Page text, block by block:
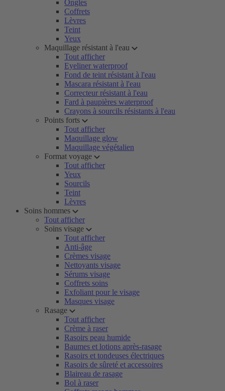
Ongles
Coffrets
Lèvres
Teint
Yeux
Maquillage résistant à l'eau
Tout afficher
Eyeliner waterproof
Fond de teint résistant à l'eau
Mascara résistant à l'eau
Correcteur résistant à l'eau
Fard à paupières waterproof
Crayons à sourcils résistants à l'eau
Points forts
Tout afficher
Maquillage glow
Maquillage végétalien
Format voyage
Tout afficher
Yeux
Sourcils
Teint
Lèvres
Soins hommes
Tout afficher
Soins visage
Tout afficher
Anti-âge
Crèmes visage
Nettoyants visage
Sérums visage
Coffrets soins
Exfoliant pour le visage
Masques visage
Rasage
Tout afficher
Crème à raser
Rasoirs peau humide
Baumes et lotions après-rasage
Rasoirs et tondeuses électriques
Rasoirs de sûreté et accessoires
Blaireau de rasage
Bol à raser